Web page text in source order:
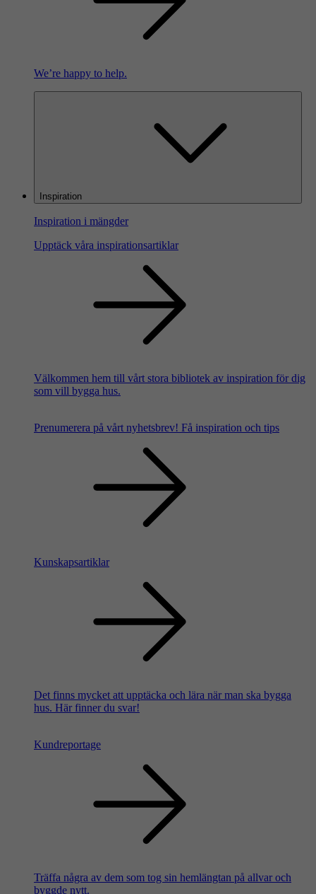
We’re happy to help.
Inspiration
Inspiration i mängder
Upptäck våra inspirationsartiklar
Välkommen hem till vårt stora bibliotek av inspiration för dig
som vill bygga hus.
Prenumerera på vårt nyhetsbrev! Få inspiration och tips
Kunskapsartiklar
Det finns mycket att upptäcka och lära när man ska bygga
hus. Här finner du svar!
Kundreportage
Träffa några av dem som tog sin hemlängtan på allvar och
byggde nytt.